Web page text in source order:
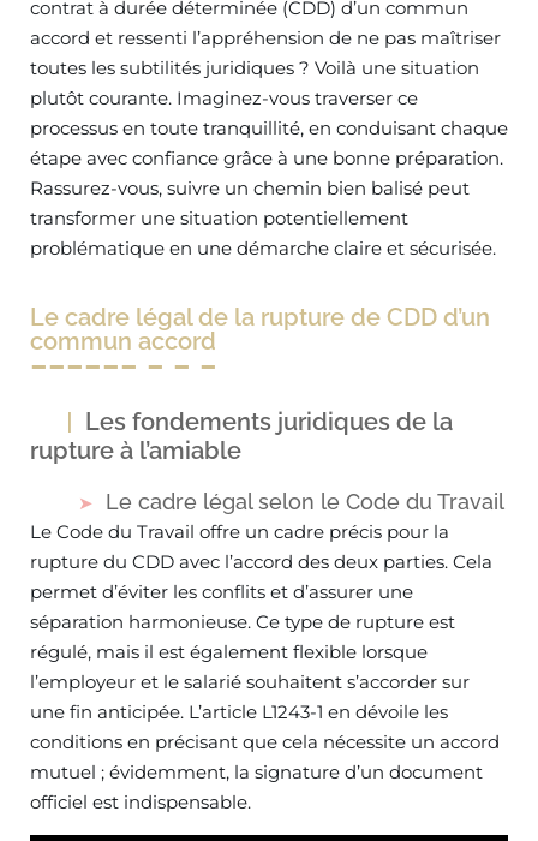
contrat à durée déterminée (CDD) d’un commun
accord et ressenti l’appréhension de ne pas maîtriser
toutes les subtilités juridiques ? Voilà une situation
plutôt courante. Imaginez-vous traverser ce
processus en toute tranquillité, en conduisant chaque
étape avec confiance grâce à une bonne préparation.
Rassurez-vous, suivre un chemin bien balisé peut
transformer une situation potentiellement
problématique en une démarche claire et sécurisée.
Le cadre légal de la rupture de CDD d’un
commun accord
Les fondements juridiques de la
rupture à l’amiable
Le cadre légal selon le Code du Travail
Le Code du Travail offre un cadre précis pour la
rupture du CDD avec l’accord des deux parties. Cela
permet d’éviter les conflits et d’assurer une
séparation harmonieuse. Ce type de rupture est
régulé, mais il est également flexible lorsque
l’employeur et le salarié souhaitent s’accorder sur
une fin anticipée. L’article L1243-1 en dévoile les
conditions en précisant que cela nécessite un accord
mutuel ; évidemment, la signature d’un document
officiel est indispensable.